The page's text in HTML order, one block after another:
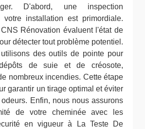
D'abord, une inspection
votre installation est primordiale.
Rénovation évaluent l'état de
détecter tout problème potentiel.
des outils de pointe pour
de suie et de créosote,
nombreux incendies. Cette étape
garantir un tirage optimal et éviter
odeurs. Enfin, nous nous assurons
de votre cheminée avec les
en vigueur à La Teste De